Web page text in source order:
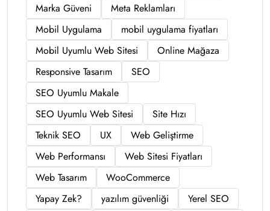
Marka Güveni
Meta Reklamları
Mobil Uygulama
mobil uygulama fiyatları
Mobil Uyumlu Web Sitesi
Online Mağaza
Responsive Tasarım
SEO
SEO Uyumlu Makale
SEO Uyumlu Web Sitesi
Site Hızı
Teknik SEO
UX
Web Geliştirme
Web Performansı
Web Sitesi Fiyatları
Web Tasarım
WooCommerce
Yapay Zek?
yazılım güvenliği
Yerel SEO